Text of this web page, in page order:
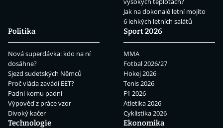
Jak na dokonalé letní mojito
6 lehkých letních salátů
Politika
Nová superdávka: kdo na ní
dosáhne?
Sjezd sudetských Němců
Proč vláda zavádí EET?
Padni komu padni
Výpověď z práce vzor
Divoký kačer
Sport 2026
MMA
Fotbal 2026/27
Hokej 2026
Tenis 2026
F1 2026
Atletika 2026
Cyklistika 2026
Technologie
Ekonomika